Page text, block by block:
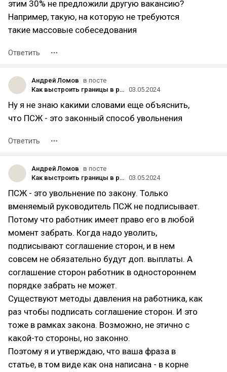
этим 30% не предложили другую вакансию?
Например, такую, на которую не требуются
такие массовые собеседования
Ответить
Андрей Ломов в посте
Как выстроить границы в работе с фрилансерами 03.05.2024
Ну я не знаю какими словами еще объяснить,
что ПСЖ - это законный способ увольнения
Ответить
Андрей Ломов в посте
Как выстроить границы в работе с фрилансерами 03.05.2024
ПСЖ - это увольнение по закону. Только
вменяемый руководитель ПСЖ не подписывает.
Потому что работник имеет право его в любой
момент забрать. Когда надо уволить,
подписывают соглашение сторон, и в нем
совсем не обязательно будут доп. выплаты. А
соглашение сторон работник в одностороннем
порядке забрать не может.
Существуют методы давления на работника, как
раз чтобы подписать соглашение сторон. И это
тоже в рамках закона. Возможно, не этично с
какой-то стороны, но законно.
Поэтому я и утверждаю, что ваша фраза в
статье, в том виде как она написана - в корне